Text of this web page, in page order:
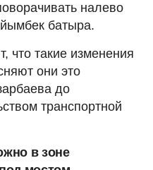
налево
батыра.
что такие изменения
они это
до
транспортной
в зоне